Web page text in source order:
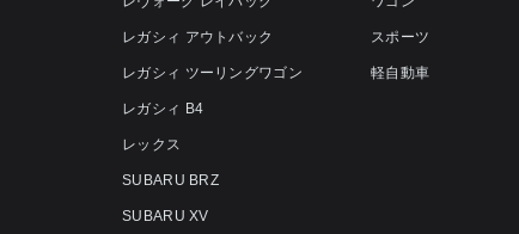
レガシィ アウトバック
レガシィ ツーリングワゴン
レガシィ B4
レックス
SUBARU BRZ
SUBARU XV
スポーツ
軽自動車